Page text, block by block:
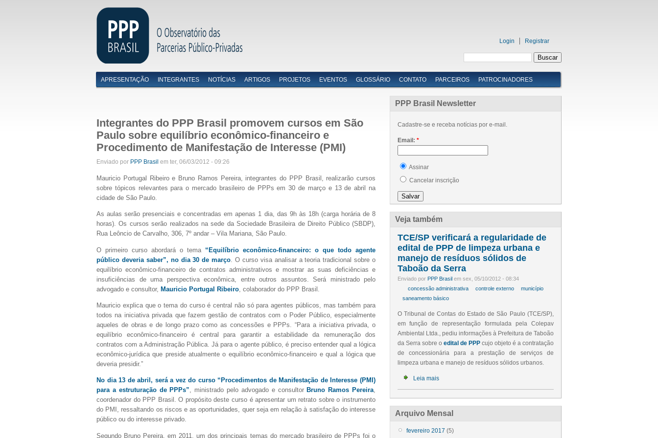
Login Registrar
Menu primário
APRESENTAÇÃO INTEGRANTES NOTÍCIAS ARTIGOS PROJETOS EVENTOS GLOSSÁRIO CONTATO PARCEIROS PATROCINADORES
Integrantes do PPP Brasil promovem cursos em São
Paulo sobre equilíbrio econômico-financeiro e
Procedimento de Manifestação de Interesse (PMI)
Enviado por PPP Brasil em ter, 06/03/2012 - 09:26
Mauricio Portugal Ribeiro e Bruno Ramos Pereira, integrantes do PPP Brasil, realizarão cursos
sobre tópicos relevantes para o mercado brasileiro de PPPs em 30 de março e 13 de abril na
cidade de São Paulo.
As aulas serão presenciais e concentradas em apenas 1 dia, das 9h às 18h (carga horária de 8
horas). Os cursos serão realizados na sede da Sociedade Brasileira de Direito Público (SBDP),
Rua Leôncio de Carvalho, 306, 7º andar – Vila Mariana, São Paulo.
O primeiro curso abordará o tema “Equilíbrio econômico-financeiro: o que todo agente
público deveria saber”, no dia 30 de março . O curso visa analisar a teoria tradicional sobre o
equilíbrio econômico-financeiro de contratos administrativos e mostrar as suas deficiências e
insuficiências de uma perspectiva econômica, entre outros assuntos. Será ministrado pelo
advogado e consultor, Mauricio Portugal Ribeiro , colaborador do PPP Brasil.
Mauricio explica que o tema do curso é central não só para agentes públicos, mas também para
todos na iniciativa privada que fazem gestão de contratos com o Poder Público, especialmente
aqueles de obras e de longo prazo como as concessões e PPPs. “Para a iniciativa privada, o
equilíbrio econômico-financeiro é central para garantir a estabilidade da remuneração dos
contratos com a Administração Pública. Já para o agente público, é preciso entender qual a lógica
econômico-jurídica que preside atualmente o equilíbrio econômico-financeiro e qual a lógica que
deveria presidir.”
No dia 13 de abril, será a vez do curso “Procedimentos de Manifestação de Interesse (PMI)
para a estruturação de PPPs”, ministrado pelo advogado e consultor Bruno Ramos Pereira,
coordenador do PPP Brasil. O propósito deste curso é apresentar um retrato sobre o instrumento
do PMI, ressaltando os riscos e as oportunidades, quer seja em relação à satisfação do interesse
público ou do interesse privado.
Segundo Bruno Pereira, em 2011, um dos principais temas do mercado brasileiro de PPPs foi o
PPP Brasil Newsletter
Cadastre-se e receba notícias por e-mail.
Email: *
Assinar
Cancelar inscrição
Veja também
TCE/SP verificará a regularidade de
edital de PPP de limpeza urbana e
manejo de resíduos sólidos de
Taboão da Serra
Enviado por PPP Brasilem sex, 05/10/2012 - 08:34
concessão administrativa
controle externo
município
saneamento básico
O Tribunal de Contas do Estado de São Paulo (TCE/SP),
em função de representação formulada pela Colepav
Ambiental Ltda., pediu informações à Prefeitura de Taboão
da Serra sobre o edital de PPPcujo objeto é a contratação
de concessionária para a prestação de serviços de
limpeza urbana e manejo de resíduos sólidos urbanos.
Leia mais
Arquivo Mensal
fevereiro 2017 (5)